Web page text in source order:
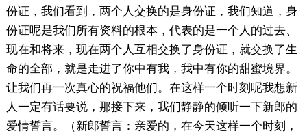
份证，我们看到，两个人交换的是身份证，我们知道，身
份证呢是我们所有资料的根本，代表的是一个人的过去、
现在和将来，现在两个人互相交换了身份证，就交换了生
命的全部，就是走进了你中有我，我中有你的甜蜜境界。
让我们再一次真心的祝福他们。在这样一个时刻呢我想新
人一定有话要说，那接下来，我们静静的倾听一下新郎的
爱情誓言。（新郎誓言：亲爱的，在今天这样一个时刻，